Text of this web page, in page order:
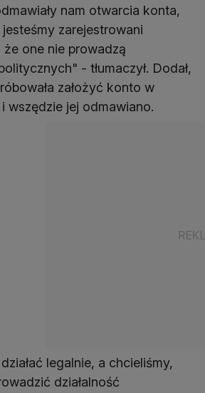
nam otwarcia konta,
zarejestrowani
one nie prowadzą
- tłumaczył. Dodał,
założyć konto w
wszędzie jej odmawiano.
legalnie, a chcieliśmy,
działalność